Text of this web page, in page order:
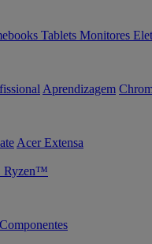
Tablets Monitores
Aprendizagem
Acer Extensa
Ryzen™
Componentes